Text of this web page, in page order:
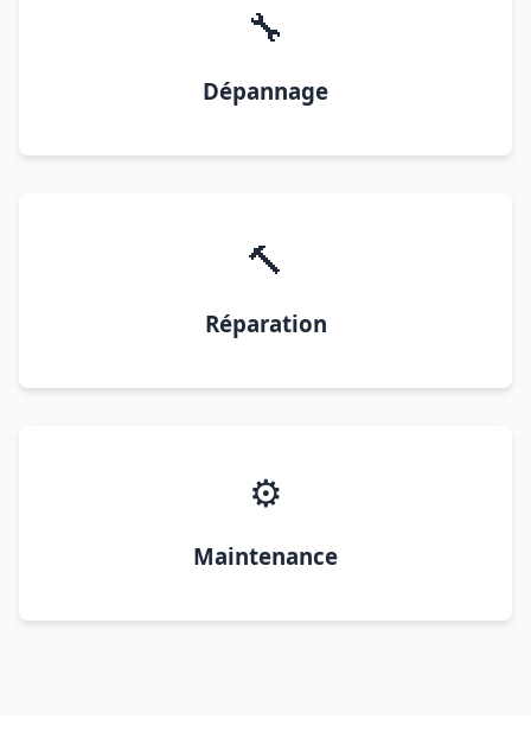
🔧
Dépannage
🔨
Réparation
⚙️
Maintenance